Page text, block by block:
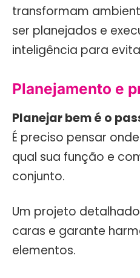
transformam
ser planejados e
inteligência para
Planejamento e
Planejar bem é o
É preciso pensar
qual sua função e
conjunto.
Um projeto
caras e garante
elementos.